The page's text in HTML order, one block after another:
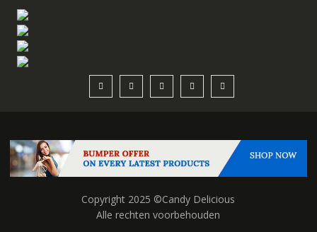
Copyright 2025 ©Candy Delicious
Alle rechten voorbehouden